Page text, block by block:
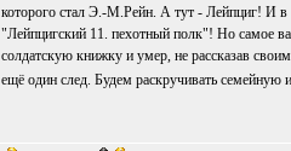
которого стал Э.-М.Рейн. А тут - Лейпциг! И в
"Лейпцигский 11. пехотный полк"! Но самое
солдатскую книжку и умер, не рассказав
ещё один след. Будем раскручивать семейную